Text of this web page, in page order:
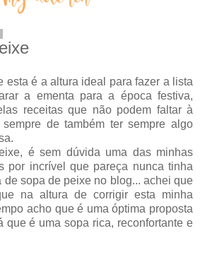
esta é a altura ideal para fazer a lista
a ementa para a época festiva,
receitas que não podem faltar à
de também ter sempre algo
é sem dúvida uma das minhas
por incrível que pareça nunca tinha
de sopa de peixe no blog... achei que
na altura de corrigir esta minha
acho que é uma óptima proposta
que é uma sopa rica, reconfortante e